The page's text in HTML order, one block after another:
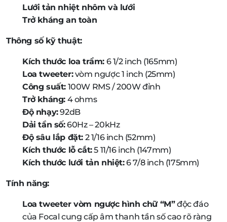
Lưới tản nhiệt nhôm và lưới
Trở kháng an toàn
Thông số kỹ thuật:
Kích thước loa trầm: 6 1/2 inch (165mm)
Loa tweeter:vòm ngược 1 inch (25mm)
Công suất: 100W RMS / 200W đỉnh
Trở kháng: 4 ohms
Độ nhạy:92dB
Dải tần số:60Hz – 20kHz
Độ sâu lắp đặt: 2 1/16 inch (52mm)
Kích thước lỗ cắt:5 11/16 inch (147mm)
Kích thước lưới tản nhiệt:6 7/8 inch (175mm)
Tính năng:
Loa tweeter vòm ngược hình chữ “M”độc đáo
của Focal cung cấp âm thanh tần số cao rõ ràng